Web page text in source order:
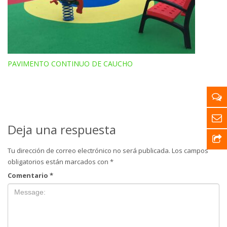
PAVIMENTO CONTINUO DE CAUCHO
Deja una respuesta
Tu dirección de correo electrónico no será publicada. Los campos
obligatorios están marcados con *
Comentario *